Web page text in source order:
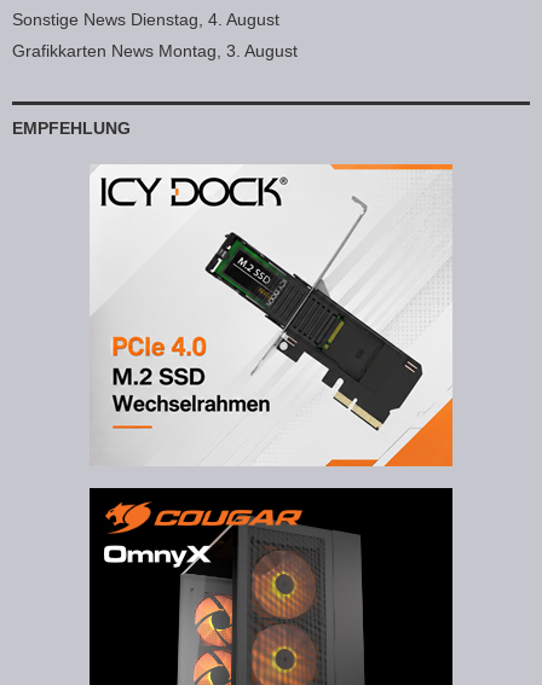
Sonstige News Dienstag, 4. August
Grafikkarten News Montag, 3. August
EMPFEHLUNG